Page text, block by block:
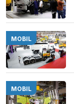
MOBIL
MOBIL